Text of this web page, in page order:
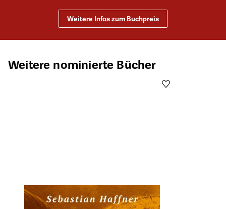
Weitere Infos zum Buchpreis
Produktgalerie überspringen
Weitere nominierte Bücher